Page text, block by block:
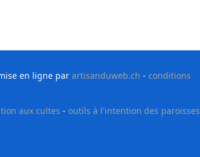
en ligne par artisanduweb.ch - conditions
aux cultes - outils à l'intention des paroisses